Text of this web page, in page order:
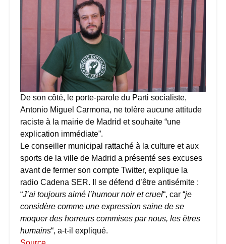
De son côté, le porte-parole du Parti socialiste,
Antonio Miguel Carmona, ne tolère aucune attitude
raciste à la mairie de Madrid et souhaite “une
explication immédiate”.
Le conseiller municipal rattaché à la culture et aux
sports de la ville de Madrid a présenté ses excuses
avant de fermer son compte Twitter, explique la
radio Cadena SER. Il se défend d’être antisémite :
“J’ai toujours aimé l’humour noir et cruel“, car “je
considère comme une expression saine de se
moquer des horreurs commises par nous, les êtres
humains“, a-t-il expliqué.